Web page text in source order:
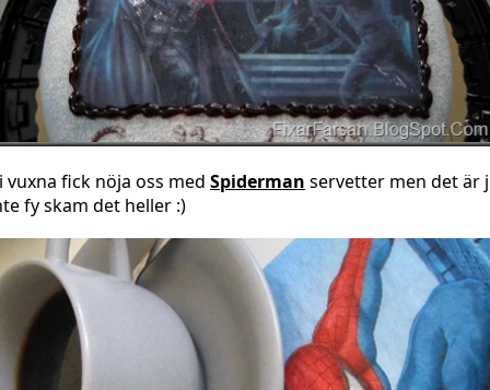
vuxna fick nöja oss med Spiderman servetter men det är
fy skam det heller :)